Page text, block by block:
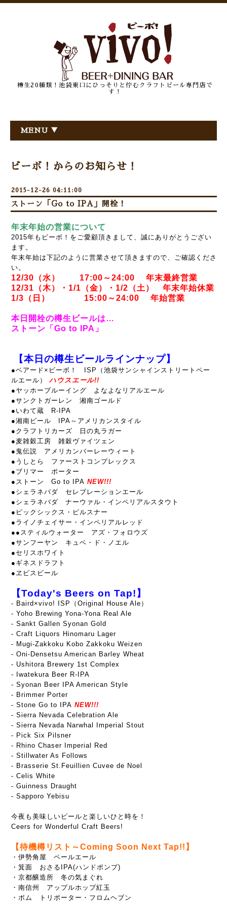
樽生20種類！池袋東口にひっそりと佇むクラフトビール専門店で
す！
MENU ▼
ビーボ！からのお知らせ！
2015-12-26 04:11:00
ストーン「Go to IPA」開栓！
年末年始の営業について
2015年もビーボ！をご愛顧頂きまして、誠にありがとうござい
ます。
年末年始は下記のように営業させて頂きますので、ご確認くださ
い。
12/30（水） 17:00～24:00 年末最終営業
12/31（木）・1/1（金）・1/2（土） 年末年始休業
1/3（日） 15:00～24:00 年始営業
本日開栓の樽生ビールは…
ストーン「Go to IPA」
【本日の樽生ビールラインナップ】
●ベアード×ビーボ！ ISP（池袋サンシャインストリートペー
ルエール）
ハウスエール!!
●ヤッホーブルーイング よなよなリアルエール
●サンクトガーレン 湘南ゴールド
●いわて蔵 R-IPA
●湘南ビール IPA～アメリカンスタイル
●クラフトリカーズ 日の丸ラガー
●麦雑穀工房 雑穀ヴァイツェン
●鬼伝説 アメリカンバーレーウィート
●うしとら ファーストコンプレックス
●ブリマー ポーター
●ストーン Go to IPA NEW!!!
●シェラネバダ セレブレーションエール
●シェラネバダ ナーウァル・インペリアルスタウト
● ピックシックス・ピルスナー
●ライノチェイサー・インペリアルレッド
● ●スティルウォーター アズ・フォロウズ
●サンフーヤン キュベ・ド・ノエル
●セリスホワイト
●ギネスドラフト
●ヱビスビール
【Today's Beers on Tap!】
- Baird×vivo! ISP（Original House Ale）
- Yoho Brewing Yona-Yona Real Ale
- Sankt Gallen Syonan Gold
- Craft Liquors Hinomaru Lager
- Mugi-Zakkoku Kobo Zakkoku Weizen
- Oni-Densetsu American Barley Wheat
- Ushitora Brewery 1st Complex
- Iwatekura Beer R-IPA
- Syonan Beer IPA American Style
- Brimmer Porter
- Stone Go to IPA NEW!!!
- Sierra Nevada Celebration Ale
- Sierra Nevada Narwhal Imperial Stout
- Pick Six Pilsner
- Rhino Chaser Imperial Red
- Stillwater As Follows
- Brasserie St.Feuillien Cuvee de Noel
- Celis White
- Guinness Draught
- Sapporo Yebisu
今夜も美味しいビールと楽しいひと時を！
Ceers for Wonderful Craft Beers!
【待機樽リスト～Coming Soon Next Tap!!】
・伊勢角屋 ペールエール
・箕面 おさるIPA(ハンドポンプ)
・京都醸造所 冬の気まぐれ
・南信州 アップルホップ紅玉
・ボム トリポーター・フロムヘブン